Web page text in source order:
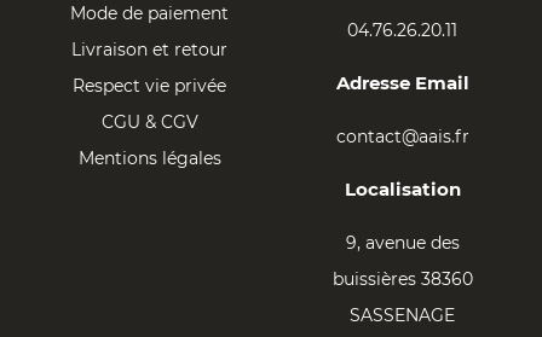
Mode de paiement
Livraison et retour
Respect vie privée
CGU & CGV
Mentions légales
04.76.26.20.11
Adresse Email
contact@aais.fr
Localisation
9, avenue des
buissières 38360
SASSENAGE